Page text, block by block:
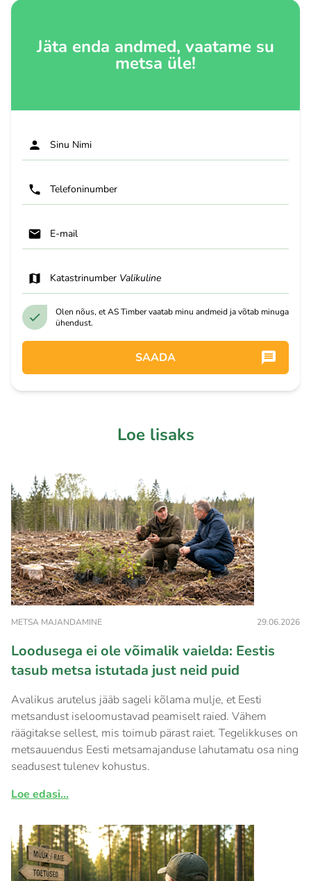
Jäta enda andmed, vaatame su
metsa üle!
Sinu Nimi
Telefoninumber
E-mail
Katastrinumber Valikuline
Olen nõus, et AS Timber vaatab minu andmeid ja võtab minuga
ühendust.
SAADA
Loe lisaks
METSA MAJANDAMINE 29.06.2026
Loodusega ei ole võimalik vaielda: Eestis
tasub metsa istutada just neid puid
Avalikus arutelus jääb sageli kõlama mulje, et Eesti
metsandust iseloomustavad peamiselt raied. Vähem
räägitakse sellest, mis toimub pärast raiet. Tegelikkuses on
metsauuendus Eesti metsamajanduse lahutamatu osa ning
seadusest tulenev kohustus.
Loe edasi...